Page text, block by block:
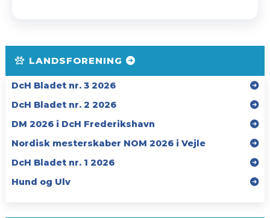
LANDSFORENING
DcH Bladet nr. 3 2026
DcH Bladet nr. 2 2026
DM 2026 i DcH Frederikshavn
Nordisk mesterskaber NOM 2026 i Vejle
DcH Bladet nr. 1 2026
Hund og Ulv